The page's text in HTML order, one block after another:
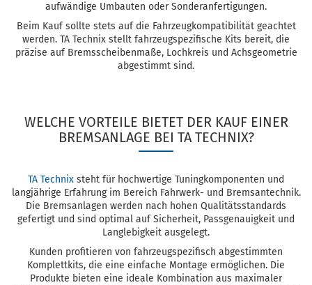
aufwändige Umbauten oder Sonderanfertigungen.
Beim Kauf sollte stets auf die Fahrzeugkompatibilität geachtet
werden. TA Technix stellt fahrzeugspezifische Kits bereit, die
präzise auf Bremsscheibenmaße, Lochkreis und Achsgeometrie
abgestimmt sind.
WELCHE VORTEILE BIETET DER KAUF EINER
BREMSANLAGE BEI TA TECHNIX?
TA Technix steht für hochwertige Tuningkomponenten und
langjährige Erfahrung im Bereich Fahrwerk- und Bremsantechnik.
Die Bremsanlagen werden nach hohen Qualitätsstandards
gefertigt und sind optimal auf Sicherheit, Passgenauigkeit und
Langlebigkeit ausgelegt.
Kunden profitieren von fahrzeugspezifisch abgestimmten
Komplettkits, die eine einfache Montage ermöglichen. Die
Produkte bieten eine ideale Kombination aus maximaler